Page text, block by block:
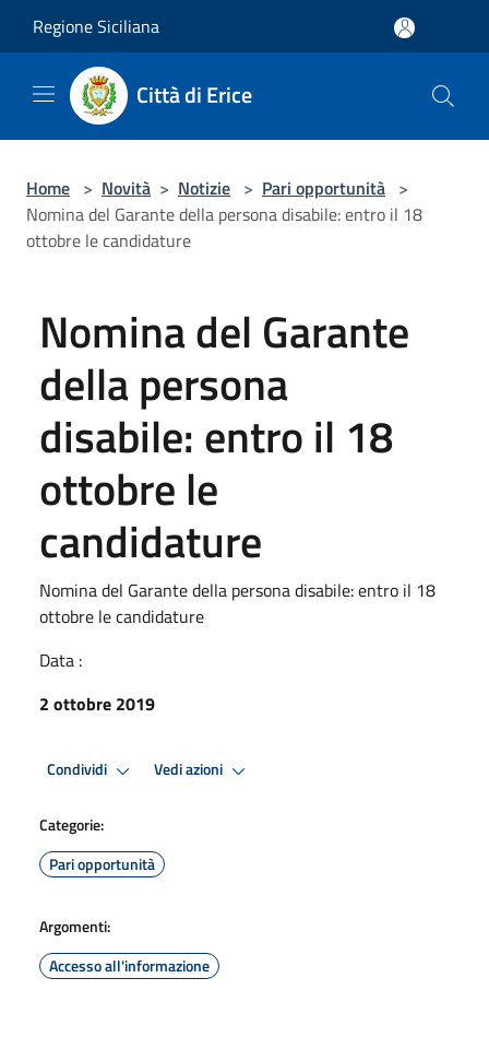
Regione Siciliana
Città di Erice
Home > Novità > Notizie > Pari opportunità >
Nomina del Garante della persona disabile: entro il 18
ottobre le candidature
Nomina del Garante
della persona
disabile: entro il 18
ottobre le
candidature
Nomina del Garante della persona disabile: entro il 18
ottobre le candidature
Data :
2 ottobre 2019
Condividi Vedi azioni
Categorie:
Pari opportunità
Argomenti:
Accesso all'informazione